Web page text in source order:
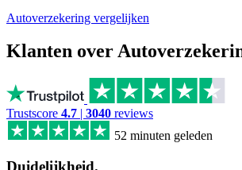
Autoverzekering vergelijken
Klanten over
Trustscore 4.7 | 3040 reviews
52 minuten geleden
Duidelijkheid.